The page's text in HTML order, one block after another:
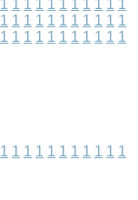
1 1 1 1 1 1 1 1 1 1 1
1 1 1 1 1 1 1 1 1 1 1
1 1 1 1 1 1 1 1 1 1 1
1 1 1 1 1 1 1 1 1 1 1